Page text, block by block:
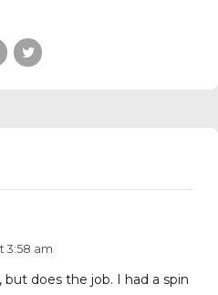
3:58 am
but does the job. I had a spin